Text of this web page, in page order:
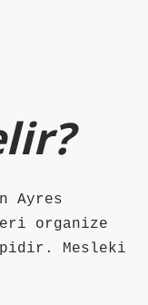
Ayres
organize
Mesleki